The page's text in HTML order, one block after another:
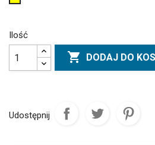
Ilość
 DODAJ DO
Udostępnij